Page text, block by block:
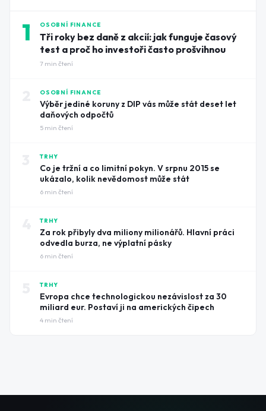
1 OSOBNÍ FINANCE
Tři roky bez daně z akcií: jak funguje časový
test a proč ho investoři často prošvihnou
7 min čtení
OSOBNÍ FINANCE
Výběr jediné koruny z DIP vás může stát deset let
daňových odpočtů
5 min čtení
TRHY
Co je tržní a co limitní pokyn. V srpnu 2015 se
ukázalo, kolik nevědomost může stát
6 min čtení
TRHY
Za rok přibyly dva miliony milionářů. Hlavní práci
odvedla burza, ne výplatní pásky
6 min čtení
TRHY
Evropa chce technologickou nezávislost za 30
miliard eur. Postaví ji na amerických čipech
4 min čtení